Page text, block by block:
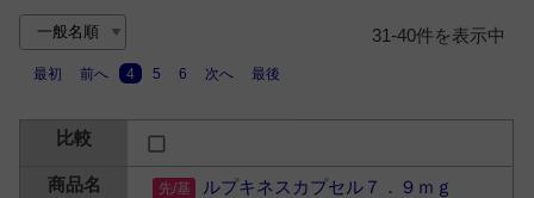
31-40件を表示中
最初 前へ 4 5 6 次へ 最後
ルプキネスカプセル７．９ｍｇ